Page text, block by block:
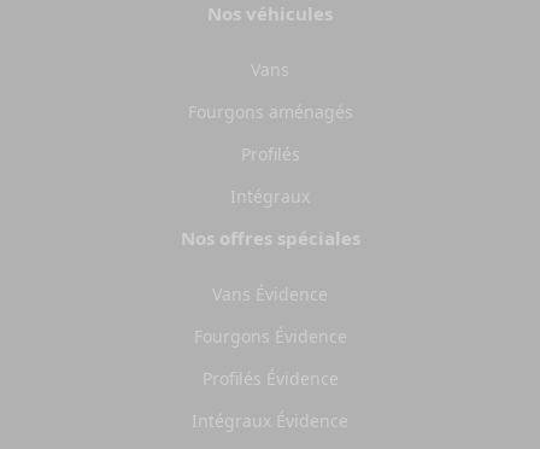
Nos véhicules
Vans
Fourgons aménagés
Profilés
Intégraux
Nos offres spéciales
Vans Évidence
Fourgons Évidence
Profilés Évidence
Intégraux Évidence